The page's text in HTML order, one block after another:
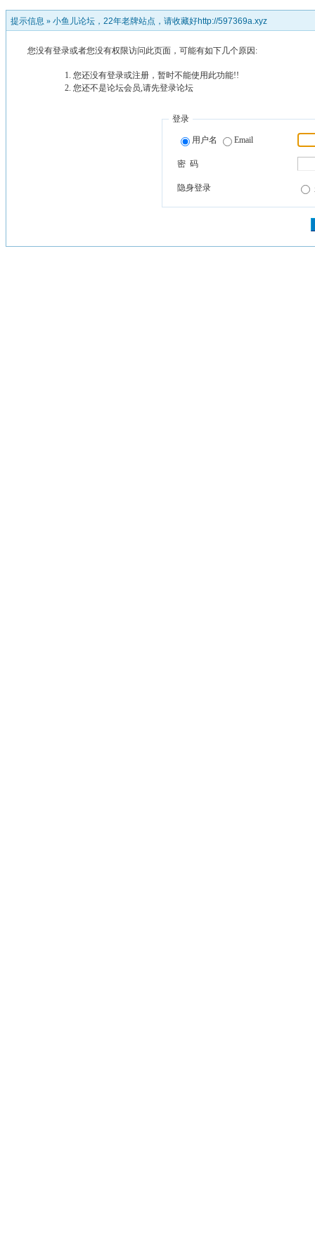
提示信息 » 小鱼儿论坛，22年老牌站点，请收藏好http://597369a.xyz
您没有登录或者您没有权限访问此页面，可能有如下几个原因:
您还没有登录或注册，暂时不能使用此功能!!
您还不是论坛会员,请先登录论坛
登录
用户名 Email
密 码
隐身登录